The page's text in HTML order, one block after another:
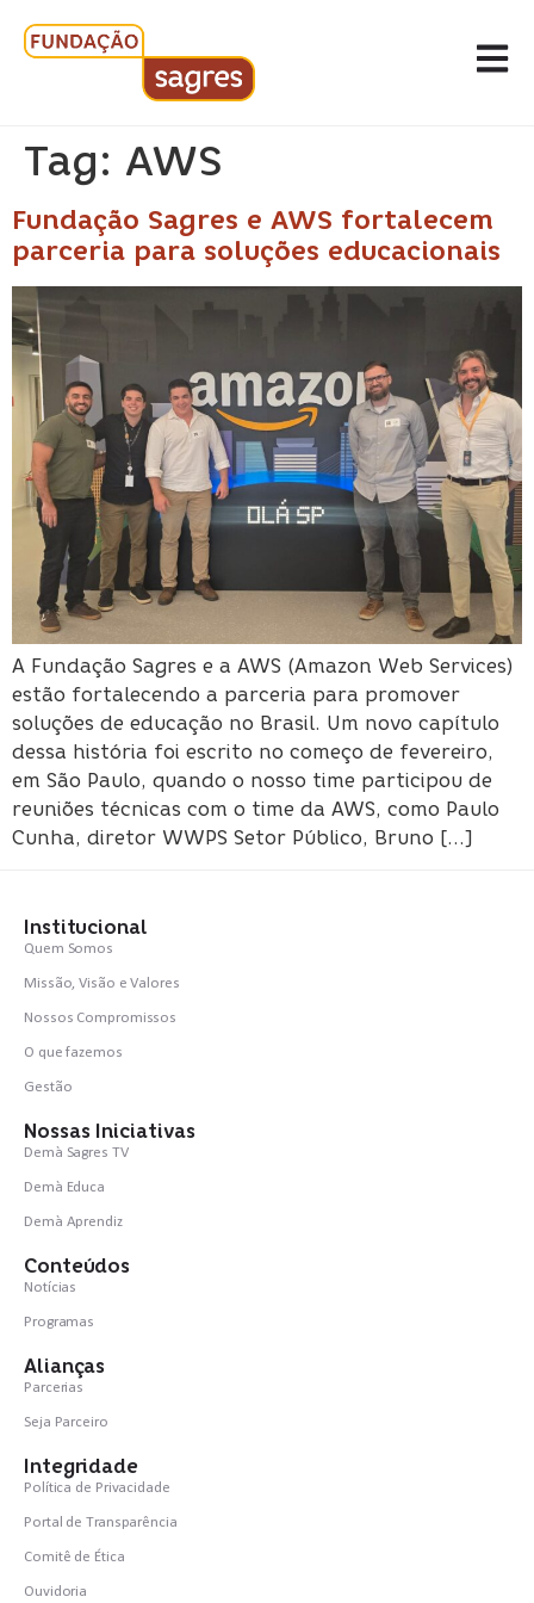
Tag: AWS
Fundação Sagres e AWS fortalecem
parceria para soluções educacionais
A Fundação Sagres e a AWS (Amazon Web Services)
estão fortalecendo a parceria para promover
soluções de educação no Brasil. Um novo capítulo
dessa história foi escrito no começo de fevereiro,
em São Paulo, quando o nosso time participou de
reuniões técnicas com o time da AWS, como Paulo
Cunha, diretor WWPS Setor Público, Bruno […]
Institucional
Quem Somos
Missão, Visão e Valores
Nossos Compromissos
O que fazemos
Gestão
Nossas Iniciativas
Demà Sagres TV
Demà Educa
Demà Aprendiz
Conteúdos
Notícias
Programas
Alianças
Parcerias
Seja Parceiro
Integridade
Política de Privacidade
Portal de Transparência
Comitê de Ética
Ouvidoria